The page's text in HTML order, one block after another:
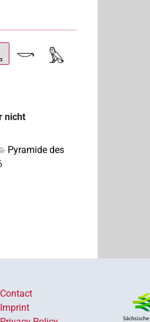
nicht
Pyramide des
Contact
Imprint